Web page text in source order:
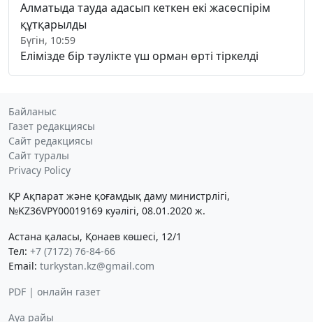
Алматыда тауда адасып кеткен екі жасөспірім
құтқарылды
Бүгін, 10:59
Елімізде бір тәулікте үш орман өрті тіркелді
Байланыс
Газет редакциясы
Сайт редакциясы
Сайт туралы
Privacy Policy
ҚР Ақпарат және қоғамдық даму министрлігі,
№KZ36VPY00019169 куәлігі, 08.01.2020 ж.
Астана қаласы, Қонаев көшесі, 12/1
Тел: +7 (7172) 76-84-66
Email: turkystan.kz@gmail.com
PDF | онлайн газет
Ауа райы